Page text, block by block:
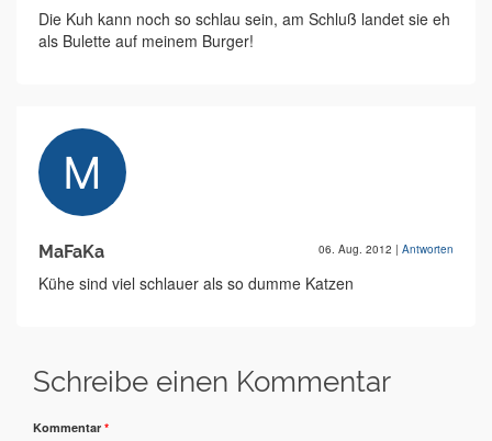
Die Kuh kann noch so schlau sein, am Schluß landet sie eh
als Bulette auf meinem Burger!
MaFaKa 06. Aug. 2012 | Antworten
Kühe sind viel schlauer als so dumme Katzen
Schreibe einen Kommentar
Kommentar *